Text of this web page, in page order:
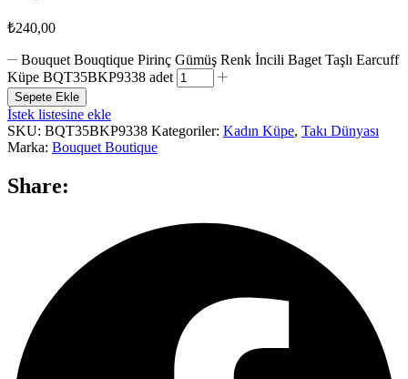
₺240,00
Bouquet Bouqtique Pirinç Gümüş Renk İncili Baget Taşlı Earcuff
Küpe BQT35BKP9338 adet
Sepete Ekle
İstek listesine ekle
SKU: BQT35BKP9338 Kategoriler: Kadın Küpe, Takı Dünyası
Marka: Bouquet Boutique
Share: